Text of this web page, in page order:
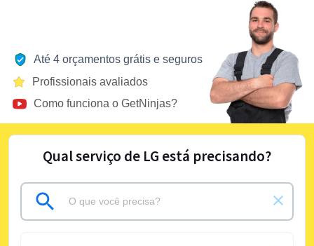
Até 4 orçamentos grátis e seguros
Profissionais avaliados
Como funciona o GetNinjas?
Qual serviço de LG está precisando?